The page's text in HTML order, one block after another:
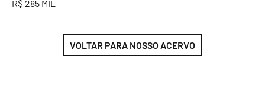
R$ 285 MIL
VOLTAR PARA NOSSO ACERVO